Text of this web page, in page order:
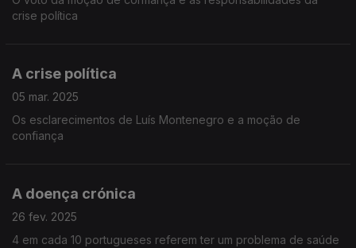
crise política
A crise política
05 mar. 2025
Os esclarecimentos de Luís Montenegro e a moção de
confiança
A doença crónica
26 fev. 2025
4 em cada 10 portugueses referem ter um problema de saúde